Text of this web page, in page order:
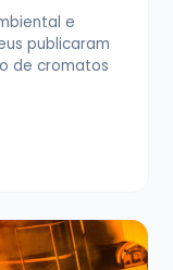
e
publicaram
de cromatos